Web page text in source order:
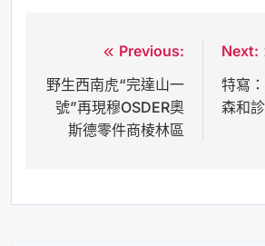
章
導
Previous:
野生西南虎“完達山一
號”再現穆OSDER奧
斯德零件商棱林區
Next:
特寫
森和